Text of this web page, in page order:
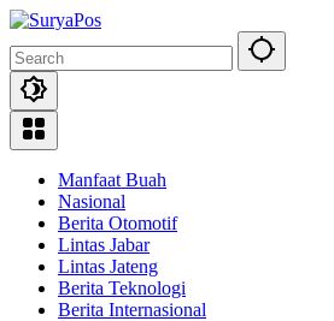
Skip
content
Manfaat Buah
Nasional
Berita Otomotif
Lintas Jabar
Lintas Jateng
Berita Teknologi
Berita Internasional